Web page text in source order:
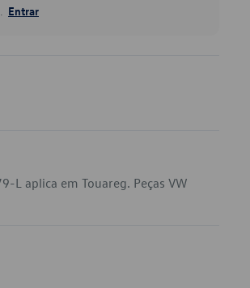
Entrar
L aplica em Touareg. Peças VW